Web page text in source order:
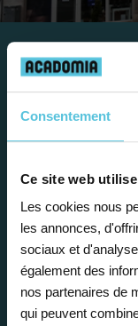
Consentement
Ce site web
Les cookies nous
les annonces,
sociaux et
également des
nos partenaires de
qui peuvent
Travailler
présente
avantages
Enseignez